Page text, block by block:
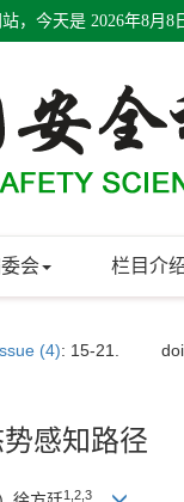
，今天是 2026年8月8
会 栏目介
(4): 15-21.
感知路径
1 2 3